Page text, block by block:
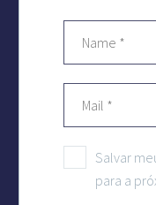
Salvar
para a